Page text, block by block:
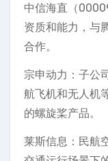
中信海直（
资质和能力，与
合作。
宗申动力：子公
航飞机和无人机
的螺旋桨产品。
莱斯信息：民航